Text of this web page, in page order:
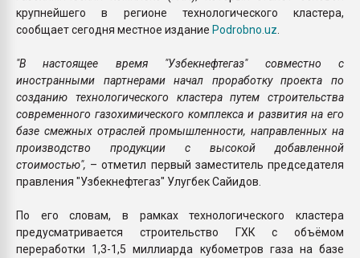
крупнейшего в регионе технологического кластера,
сообщает сегодня местное издание Podrobno.uz
"В настоящее время "Узбекнефтегаз" совместно с
иностранными партнерами начал проработку проекта по
созданию технологического кластера путем строительства
современного газохимического комплекса и развития на его
базе смежных отраслей промышленности, направленных на
производство продукции с высокой добавленной
стоимостью", – отметил первый заместитель председателя
правления "Узбекнефтегаз" Улугбек Сайидов.
По его словам, в рамках технологического кластера
предусматривается строительство ГХК с объёмом
переработки 1,3-1,5 миллиарда кубометров газа на базе